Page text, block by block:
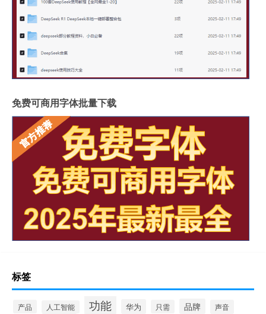
免费可商用字体批量下载
标签
产品 人工智能 功能 华为 只需 品牌 声音